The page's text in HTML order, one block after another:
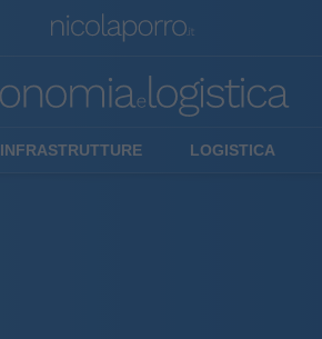
INFRASTRUTTURE LOGISTICA